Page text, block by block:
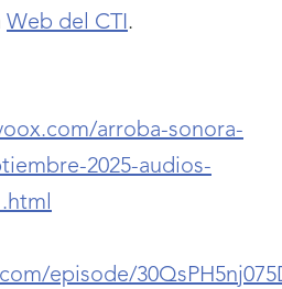
Web del CTI.
arroba-sonora-
2025-audios-
episode/